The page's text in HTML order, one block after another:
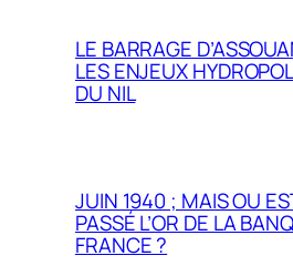
LE BARRAGE
LES ENJEUX
DU NIL
JUIN 1940 ; MAIS OU
PASSÉ L’OR DE LA
FRANCE ?